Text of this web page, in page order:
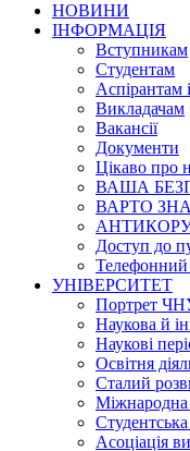
НОВИНИ
ІНФОРМАЦІЯ
Вступникам
Студентам
Аспірантам
Викладачам
Вакансії
Документи
Цікаво про
ВАША
ВАРТО
Доступ до
Телефонний
УНІВЕРСИТЕТ
Портрет
Наукова й
Наукові
Освітня
Сталий
Міжнародна
Студентська
Асоціація